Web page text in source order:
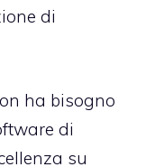
di
ha bisogno
di
su